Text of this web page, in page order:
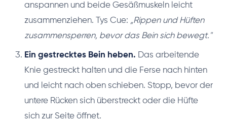
anspannen und beide Gesäßmuskeln leicht
zusammenziehen. Tys Cue: „Rippen und Hüften
zusammensperren, bevor das Bein sich bewegt."
Ein gestrecktes Bein heben. Das arbeitende
Knie gestreckt halten und die Ferse nach hinten
und leicht nach oben schieben. Stopp, bevor der
untere Rücken sich überstreckt oder die Hüfte
sich zur Seite öffnet.